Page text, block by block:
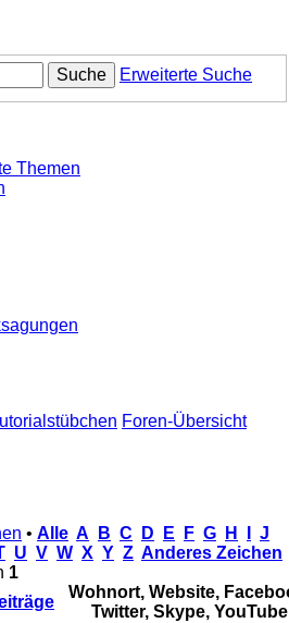
Suche Erweiterte Suche
Themen
Foren-Übersicht
• Alle A B C D E F G H
J
U V W X Y Z Anderes Zeichen
1
Wohnort, Website,
Twitter, Skype, YouTube